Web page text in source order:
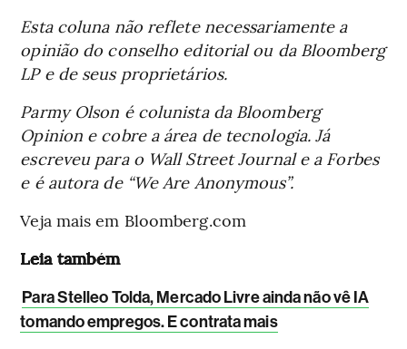
Esta coluna não reflete necessariamente a
opinião do conselho editorial ou da Bloomberg
LP e de seus proprietários.
Parmy Olson é colunista da Bloomberg
Opinion e cobre a área de tecnologia. Já
escreveu para o Wall Street Journal e a Forbes
e é autora de “We Are Anonymous”.
Veja mais em Bloomberg.com
Leia também
Para Stelleo Tolda, Mercado Livre ainda não vê IA
tomando empregos. E contrata mais